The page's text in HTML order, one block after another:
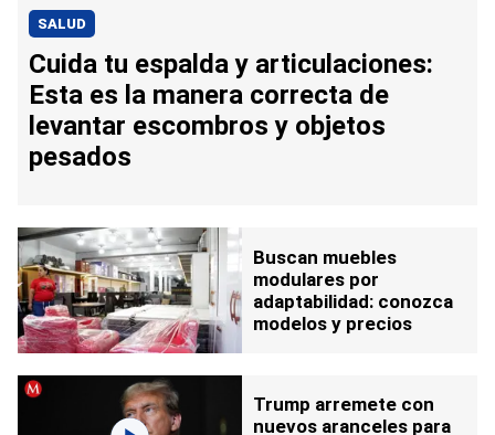
SALUD
Cuida tu espalda y articulaciones:
Esta es la manera correcta de
levantar escombros y objetos
pesados
Buscan muebles
modulares por
adaptabilidad: conozca
modelos y precios
Trump arremete con
nuevos aranceles para